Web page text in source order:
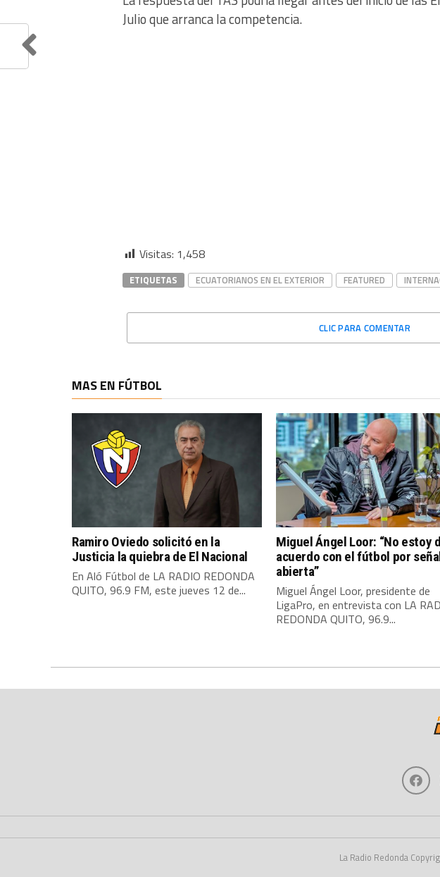
Julio que arranca la competencia.
Visitas: 1,458
ETIQUETAS ECUATORIANOS EN EL EXTERIOR FEATURED
CLIC PARA COMENTAR
MAS EN FÚTBOL
Ramiro Oviedo solicitó en la
Justicia la quiebra de El Nacional
En Aló Fútbol de LA RADIO REDONDA
QUITO, 96.9 FM, este jueves 12 de...
Miguel Ángel Loor: “No estoy
acuerdo con el fútbol por
abierta”
Miguel Ángel Loor, presidente de
LigaPro, en entrevista con LA
REDONDA QUITO, 96.9...
La Radio Redonda